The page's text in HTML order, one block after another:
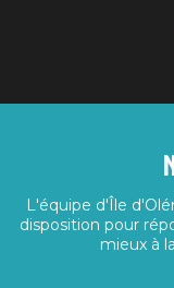
L'équipe d'Île
disposition pour
mieux à